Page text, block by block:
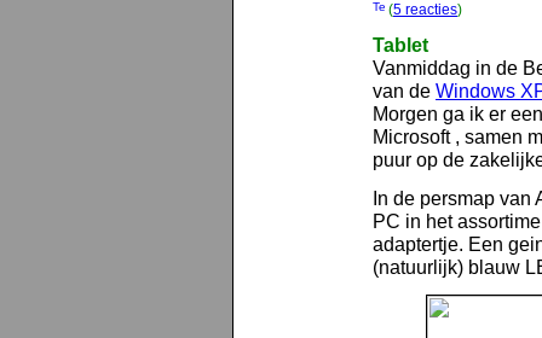
(5 reacties)
Tablet
Vanmiddag in de
van de Windows
Morgen ga ik er
Microsoft , samen
puur op de
In de persmap van
PC in het
adaptertje. Een
(natuurlijk) blauw